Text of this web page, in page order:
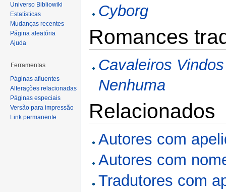
Cyborg
Romances
Cavaleiros
Nenhuma
Relacionados
Autores com
Autores com
Tradutores com
Universo Bibliowiki
Estatísticas
Mudanças recentes
Página aleatória
Ajuda
Ferramentas
Páginas afluentes
Alterações relacionadas
Páginas especiais
Versão para impressão
Link permanente